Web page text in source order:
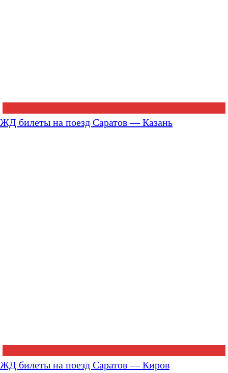
ЖД билеты на поезд Саратов — Казань
ЖД билеты на поезд Саратов — Киров